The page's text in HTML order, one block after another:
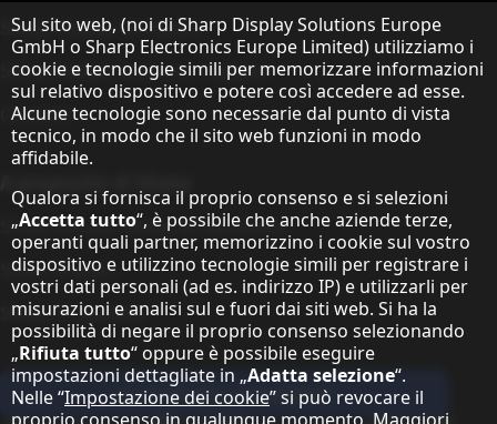
Sharp Display Solutions
Sharp Global Customer Program
Contatto
A proposito di Sharp
Sharp Europe (Sharp for Business)
Sharp Printers
Sharp IT Services
Iscriviti alla newsletter
Informativa sulla protezione dei dati
Sul sito web, (noi di Sharp Display Solutions Europe
GmbH o Sharp Electronics Europe Limited) utilizziamo i
cookie e tecnologie simili per memorizzare informazioni
sul relativo dispositivo e potere così accedere ad esse.
Alcune tecnologie sono necessarie dal punto di vista
tecnico, in modo che il sito web funzioni in modo
affidabile.
Qualora si fornisca il proprio consenso e si selezioni
„Accetta tutto“, è possibile che anche aziende terze,
operanti quali partner, memorizzino i cookie sul vostro
dispositivo e utilizzino tecnologie simili per registrare i
vostri dati personali (ad es. indirizzo IP) e utilizzarli per
misurazioni e analisi sul e fuori dai siti web. Si ha la
possibilità di negare il proprio consenso selezionando
„Rifiuta tutto“ oppure è possibile eseguire
impostazioni dettagliate in „Adatta selezione“.
Nelle “Impostazione dei cookie” si può revocare il